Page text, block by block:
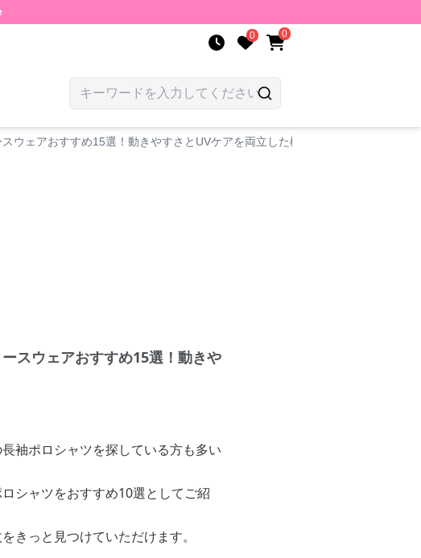
0 0
ウェアおすすめ15選！動きやすさとUVケアを両立した機能性の高いアイテムを
スウェアおすすめ15選！動きや
袖ポロシャツを探している方も多い
シャツをおすすめ10選としてご紹
きっと見つけていただけます。